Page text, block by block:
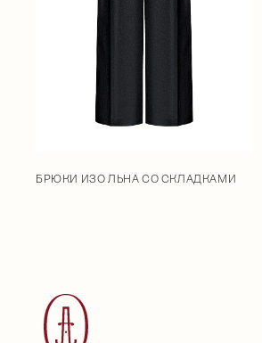
БРЮКИ ИЗО ЛЬНА СО СКЛАДКАМИ